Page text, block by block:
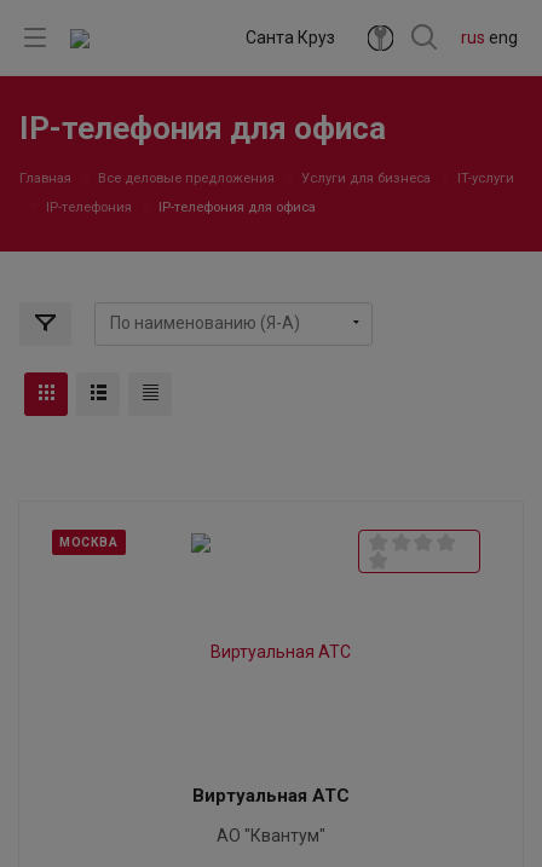
rus eng
Санта Круз
IP-телефония для офиса
Главная Все деловые предложения Услуги для бизнеса
IT-услуги
IP-телефония
IP-телефония для офиса
МОСКВА
Виртуальная АТС
АО "Квантум"